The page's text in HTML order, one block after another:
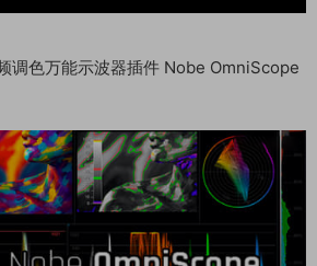
调色万能示波器插件 Nobe OmniScope